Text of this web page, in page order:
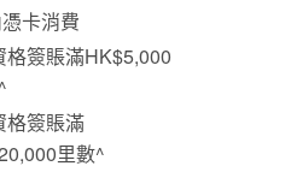
卡消費
簽賬滿HK$5,000
格簽賬滿
里數^